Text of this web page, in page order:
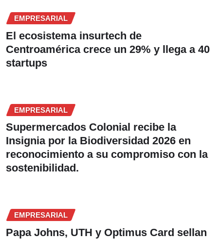
EMPRESARIAL
El ecosistema insurtech de
Centroamérica crece un 29% y llega a 40
startups
EMPRESARIAL
Supermercados Colonial recibe la
Insignia por la Biodiversidad 2026 en
reconocimiento a su compromiso con la
sostenibilidad.
EMPRESARIAL
Papa Johns, UTH y Optimus Card sellan